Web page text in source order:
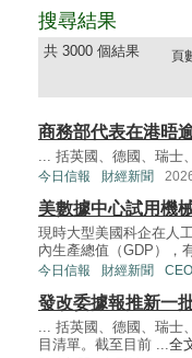
搜尋結果
共 3000 個結果 頁
商務部代表在港晤
... 括英國、德國、瑞士、
今日信報 財經新聞
美數據中心試用機
現時大型美國科企在人
內生產總值（GDP），
今日信報 財經新聞
發改委據報推新一
... 括英國、德國、瑞士、
目清單。截至目前 ...全